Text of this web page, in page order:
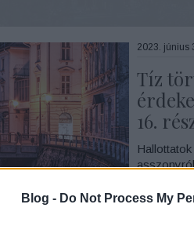
Blog - Do Not Process My
2023. június
Tíz
16.